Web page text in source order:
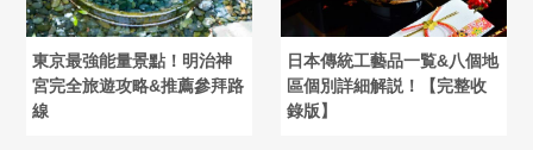
東京最強能量景點！明治神
宮完全旅遊攻略&推薦參拜路
線
日本傳統工藝品一覧&八個地
區個別詳細解説！【完整收
錄版】